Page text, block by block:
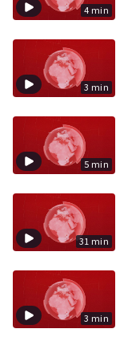
4 min
3 min
5 min
31 min
3 min